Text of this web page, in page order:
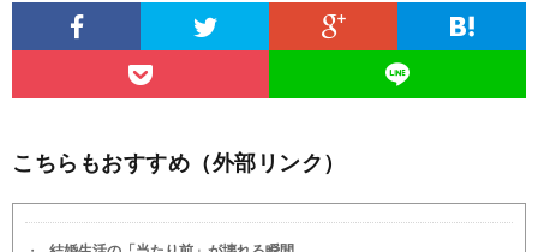
こちらもおすすめ（外部リンク）